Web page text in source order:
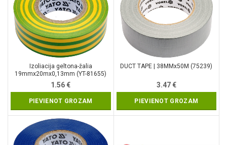
Izoliacija geltona-žalia
19mmx20mx0,13mm (YT-81655)
1.56€
PIEVIENOT GROZAM
DUCT TAPE | 38MMx50M (75239)
3.47€
PIEVIENOT GROZAM